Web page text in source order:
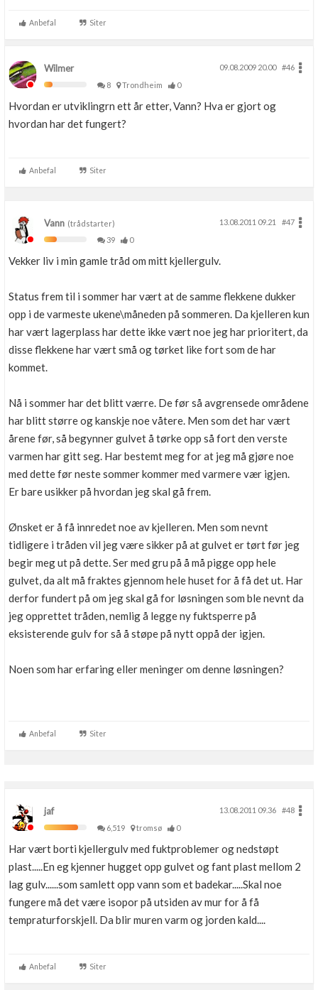
Anbefal Siter
Wilmer 09.08.2009 20.00
#46
8
Trondheim 0
Hvordan er utviklingrn ett år etter, Vann? Hva er gjort og
hvordan har det fungert?
Anbefal Siter
Vann (trådstarter) 13.08.2011 09.21
#47
39
0
Vekker liv i min gamle tråd om mitt kjellergulv.
Status frem til i sommer har vært at de samme flekkene dukker
opp i de varmeste ukene\måneden på sommeren. Da kjelleren kun
har vært lagerplass har dette ikke vært noe jeg har prioritert, da
disse flekkene har vært små og tørket like fort som de har
kommet.
Nå i sommer har det blitt værre. De før så avgrensede områdene
har blitt større og kanskje noe våtere. Men som det har vært
årene før, så begynner gulvet å tørke opp så fort den verste
varmen har gitt seg. Har bestemt meg for at jeg må gjøre noe
med dette før neste sommer kommer med varmere vær igjen.
Er bare usikker på hvordan jeg skal gå frem.
Ønsket er å få innredet noe av kjelleren. Men som nevnt
tidligere i tråden vil jeg være sikker på at gulvet er tørt før jeg
begir meg ut på dette. Ser med gru på å må pigge opp hele
gulvet, da alt må fraktes gjennom hele huset for å få det ut. Har
derfor fundert på om jeg skal gå for løsningen som ble nevnt da
jeg opprettet tråden, nemlig å legge ny fuktsperre på
eksisterende gulv for så å støpe på nytt oppå der igjen.
Noen som har erfaring eller meninger om denne løsningen?
Anbefal Siter
jaf 13.08.2011 09.36
#48
6,519
tromsø 0
Har vært borti kjellergulv med fuktproblemer og nedstøpt
plast.....En eg kjenner hugget opp gulvet og fant plast mellom 2
lag gulv......som samlett opp vann som et badekar.....Skal noe
fungere må det være isopor på utsiden av mur for å få
tempraturforskjell. Da blir muren varm og jorden kald....
Anbefal Siter